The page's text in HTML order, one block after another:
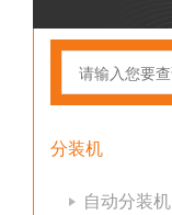
分装机
自动分装机